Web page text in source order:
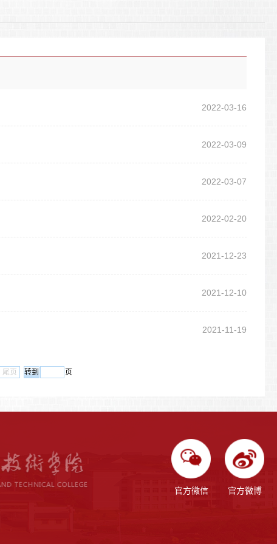
2022-03-16
2022-03-09
2022-03-07
2022-02-20
2021-12-23
2021-12-10
2021-11-19
尾页 页
官方微博
官方微信